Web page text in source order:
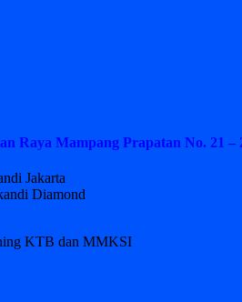
Raya Mampang Prapatan No. 21
Diamond